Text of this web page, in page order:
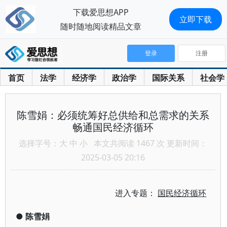
首页 法学 经济学 政治学 国际关系 社会学
登录 注册
陈雪娟：必须统筹好总供给和总需求的关系
畅通国民经济循环
选择字号： 大 中 小 本文共阅读 1467 次 更新时间：
2025-03-05 20:16
进入专题： 国民经济循环
● 陈雪娟
下载爱思想APP
随时随地阅读精品文章
立即下载